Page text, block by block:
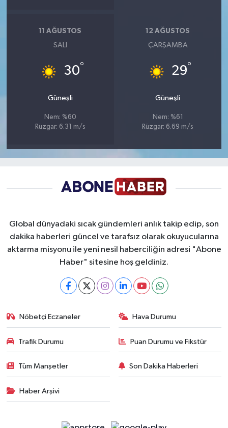
11 AĞUSTOS
SALI
30°
Güneşli
Nem: %60
Rüzgar: 6.31 m/s
12 AĞUSTOS
ÇARŞAMBA
29°
Güneşli
Nem: %61
Rüzgar: 6.69 m/s
Global dünyadaki sıcak gündemleri anlık takip edip, son
dakika haberleri güncel ve tarafsız olarak okuyucularına
aktarma misyonu ile yeni nesil haberciliğin adresi "Abone
Haber" sitesine hoş geldiniz.
Nöbetçi Eczaneler Hava Durumu
Trafik Durumu Puan Durumu ve Fikstür
Tüm Manşetler Son Dakika Haberleri
Haber Arşivi